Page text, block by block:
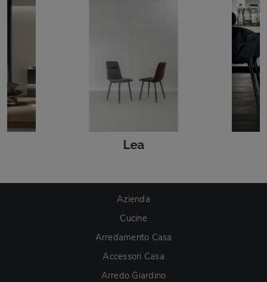
Lea
Azienda
Cucine
Arredamento Casa
Accessori Casa
Arredo Giardino